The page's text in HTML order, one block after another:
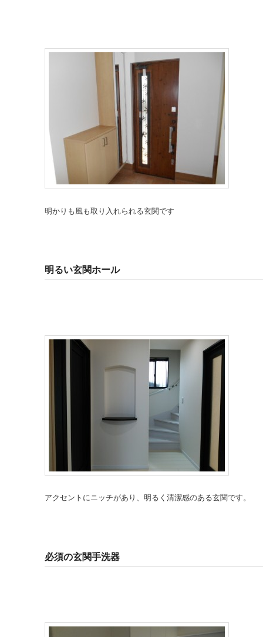
明かりも風も取り入れられる玄関です
明るい玄関ホール
アクセントにニッチがあり、明るく清潔感のある玄関です。
必須の玄関手洗器